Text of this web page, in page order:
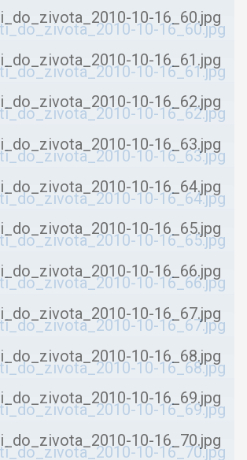
10-16_60.jpg
10-16_61.jpg
10-16_62.jpg
10-16_63.jpg
10-16_64.jpg
10-16_65.jpg
10-16_66.jpg
10-16_67.jpg
10-16_68.jpg
10-16_69.jpg
10-16_70.jpg